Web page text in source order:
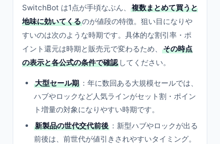
SwitchBot は1点が手頃なぶん、
複数まとめて買うと
地味に効いてくるのが値段の特徴。狙い目になりや
すいのは次のような時期です。具体的な割引率・ポ
イント還元は時期と販売元で変わるため、
その時点
の表示と各公式の条件で確認 してください。
大型セール期 ：年に数回ある大規模セールでは、
ハブやロックなど人気ラインがセット割・ポイン
ト増量の対象になりやすい時期です。
新製品の世代交代前後 ：新型ハブやロックが出る
前後は、前世代が値引きされやすいタイミング。